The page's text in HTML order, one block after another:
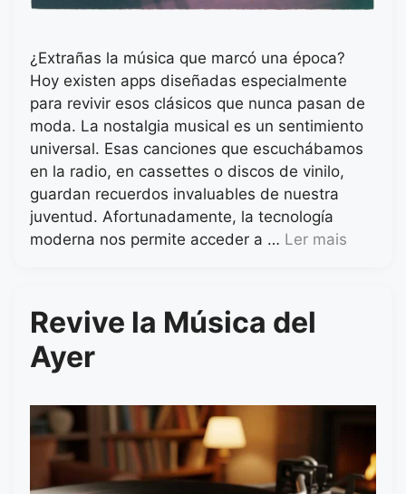
¿Extrañas la música que marcó una época?
Hoy existen apps diseñadas especialmente
para revivir esos clásicos que nunca pasan de
moda. La nostalgia musical es un sentimiento
universal. Esas canciones que escuchábamos
en la radio, en cassettes o discos de vinilo,
guardan recuerdos invaluables de nuestra
juventud. Afortunadamente, la tecnología
moderna nos permite acceder a … Ler mais
Revive la Música del
Ayer